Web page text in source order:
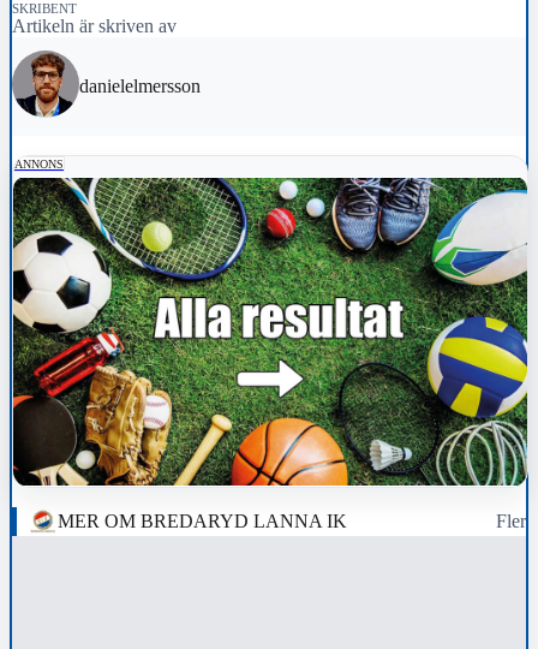
SKRIBENT
Artikeln är skriven av
danielelmersson
ANNONS
MER OM BREDARYD LANNA IK Fler